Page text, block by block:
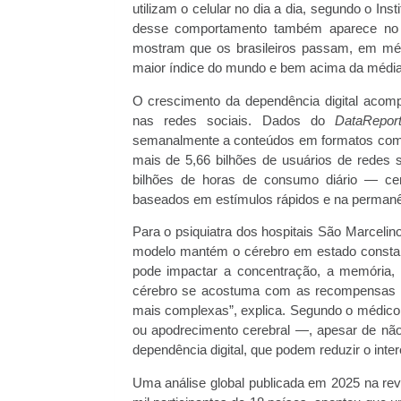
utilizam o celular no dia a dia, segundo o
desse comportamento também aparece
mostram que os brasileiros passam, em
maior índice do mundo e bem acima da
O crescimento da dependência digital
nas redes sociais. Dados do
semanalmente a conteúdos em formatos
mais de 5,66 bilhões de usuários de redes
bilhões de horas de consumo diário —
baseados em estímulos rápidos e na
Para o psiquiatra dos hospitais São
modelo mantém o cérebro em estado
pode impactar a concentração, a
cérebro se acostuma com as
mais complexas”, explica. Segundo o
ou apodrecimento cerebral —, apesar de
dependência digital, que podem reduzir o
Uma análise global publicada em 2025 na